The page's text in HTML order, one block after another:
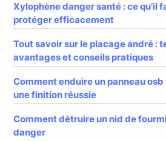
Xylophène danger santé : ce qu’il
protéger efficacement
Tout savoir sur le placage andré :
avantages et conseils pratiques
Comment enduire un panneau
une finition réussie
Comment détruire un nid de
danger